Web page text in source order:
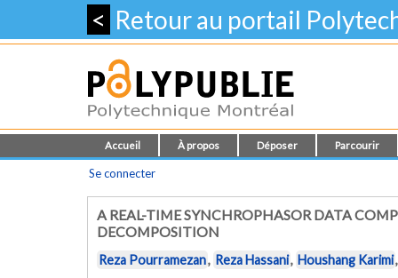
< Retour au portail
Accueil À propos Déposer Parcourir
Se connecter
A REAL-TIME SYNCHROPHASOR DATA
DECOMPOSITION
Reza Pourramezan, Reza Hassani, Houshang Karimi